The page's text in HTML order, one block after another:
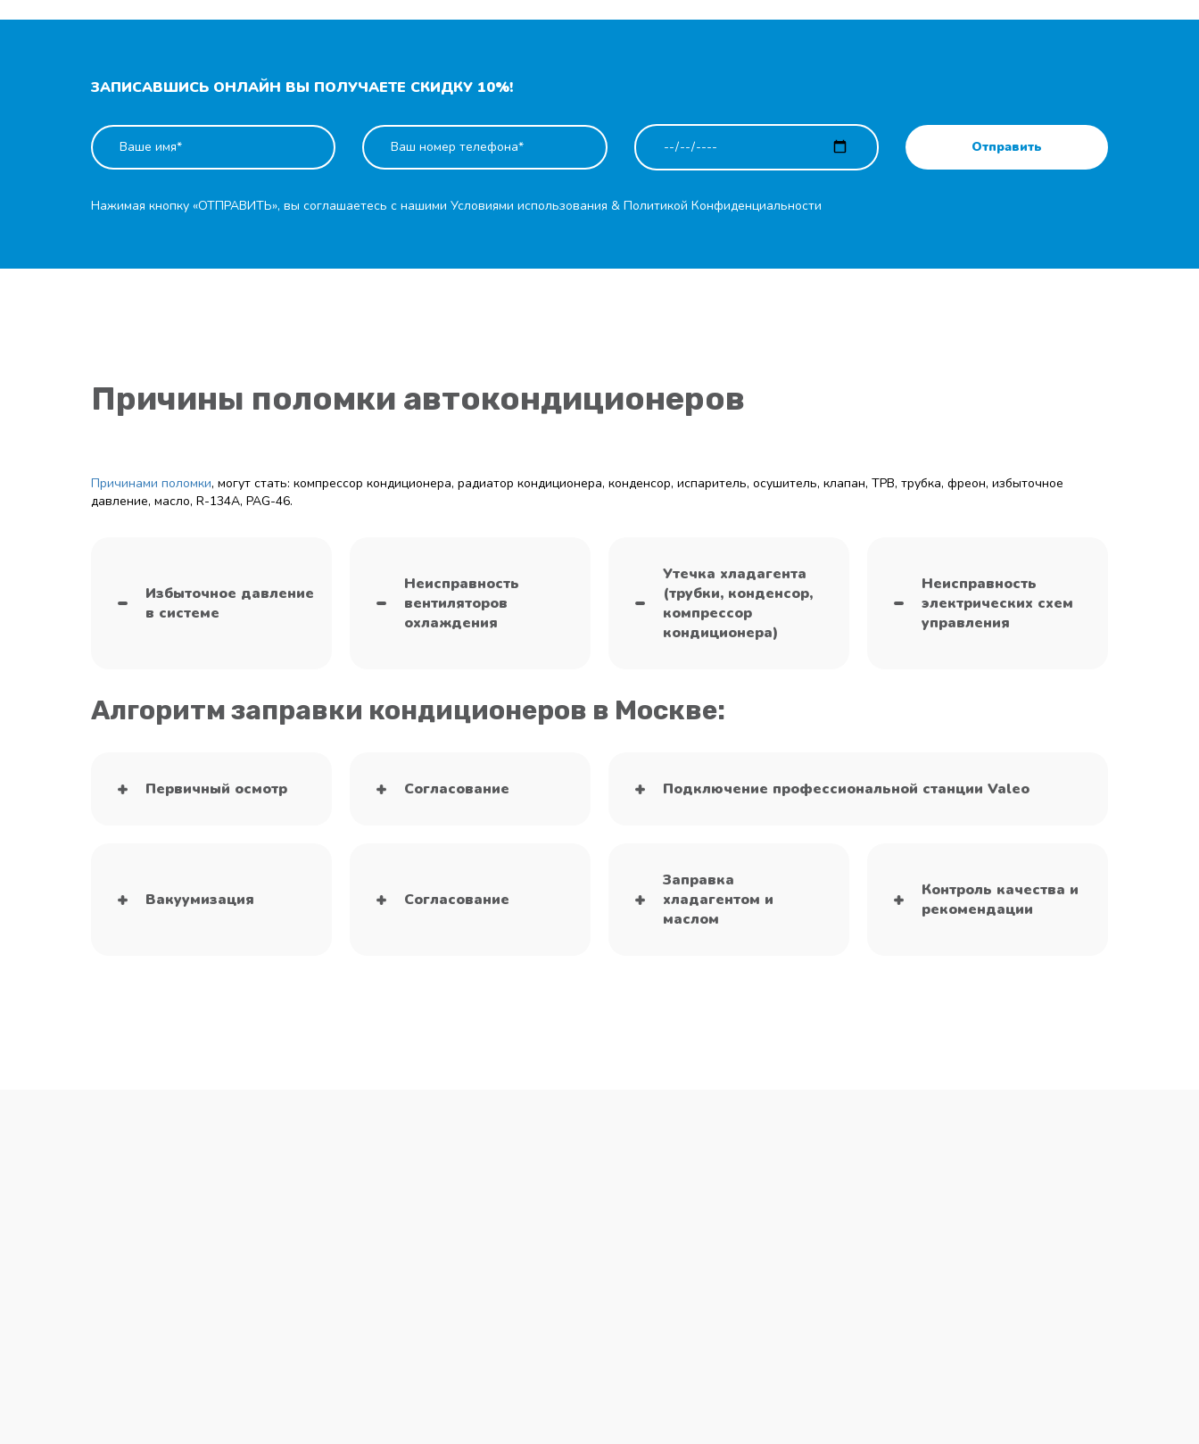
ЗАПИСАВШИСЬ ОНЛАЙН ВЫ ПОЛУЧАЕТЕ СКИДКУ 10%!
Отправить
Нажимая кнопку «ОТПРАВИТЬ», вы соглашаетесь с нашими Условиями использования & Политикой Конфиденциальности
Причины поломки автокондиционеров
Причинами поломки, могут стать: компрессор кондиционера, радиатор кондиционера, конденсор, испаритель, осушитель, клапан, ТРВ, трубка, фреон, избыточное
давление, масло, R-134A, PAG-46.
Избыточное давление
в системе
Неисправность
вентиляторов
охлаждения
Утечка хладагента
(трубки, конденсор,
компрессор
кондиционера)
Неисправность
электрических схем
управления
Алгоритм заправки кондиционеров в Москве:
Первичный осмотр Согласование Подключение профессиональной станции Valeo
Вакуумизация Согласование
Заправка
хладагентом и
маслом
Контроль качества и
рекомендации